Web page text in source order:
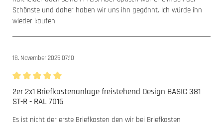
Schönste und daher haben wir uns ihn gegönnt. Ich würde ihn
wieder kaufen
18. November 2025 07:10
Bewertung mit 5 von 5 Sternen
2er 2x1 Briefkastenanlage freistehend Design BASIC 381
ST-R - RAL 7016
Es ist nicht der erste Briefkasten den wir bei Briefkasten